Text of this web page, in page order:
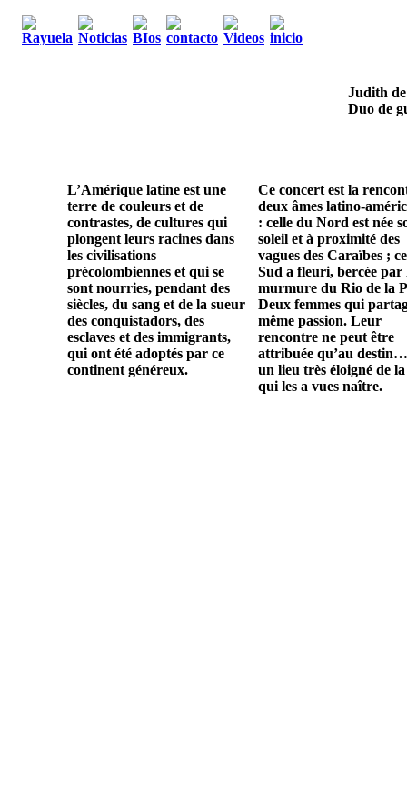
Judith
Duo de
L’Amérique latine est une
terre de couleurs et de
contrastes, de cultures qui
plongent leurs racines dans
les civilisations
précolombiennes et qui se
sont nourries, pendant des
siècles, du sang et de la sueur
des conquistadors, des
esclaves et des immigrants,
qui ont été adoptés par ce
continent généreux.
Ce concert est la
deux âmes latino-
: celle du Nord est née
soleil et à proximité des
vagues des Caraïbes ;
Sud a fleuri, bercée par
murmure du Rio de la
Deux femmes qui
même passion. Leur
rencontre ne peut être
attribuée qu’au
un lieu très éloigné de
qui les a vues naître.